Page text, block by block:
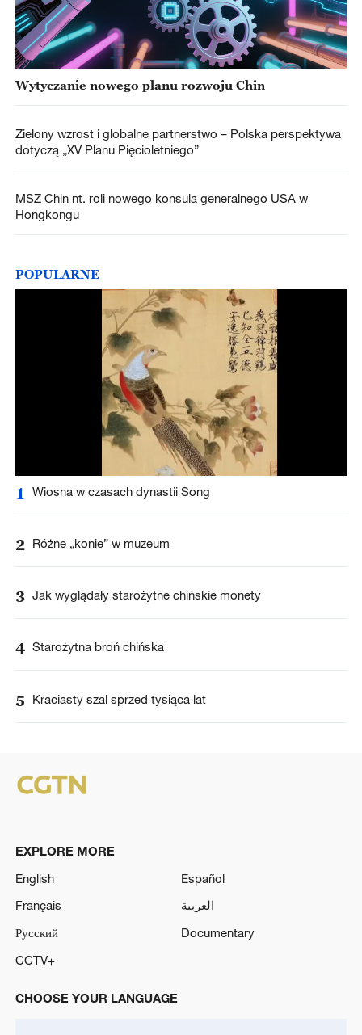
Wytyczanie nowego planu rozwoju Chin
Zielony wzrost i globalne partnerstwo – Polska perspektywa
dotyczą „XV Planu Pięcioletniego”
MSZ Chin nt. roli nowego konsula generalnego USA w
Hongkongu
POPULARNE
1 Wiosna w czasach dynastii Song
2 Różne „konie” w muzeum
3 Jak wyglądały starożytne chińskie monety
4 Starożytna broń chińska
5 Kraciasty szal sprzed tysiąca lat
EXPLORE MORE
English
Español
Français
العربية
Русский
Documentary
CCTV+
CHOOSE YOUR LANGUAGE